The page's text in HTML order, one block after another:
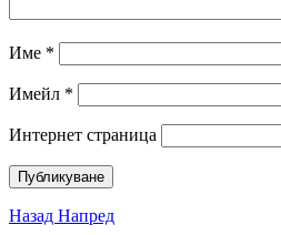
Име *
Имейл *
Интернет страница
Назад Напред